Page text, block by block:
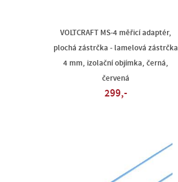
VOLTCRAFT MS-4 měřicí adaptér,
plochá zástrčka - lamelová zástrčka
4 mm, izolační objímka, černá,
červená
299,-